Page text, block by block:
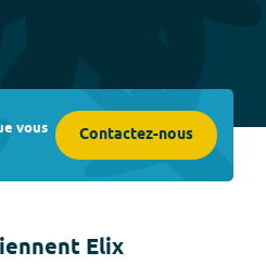
vous Contactez-nous
Elix